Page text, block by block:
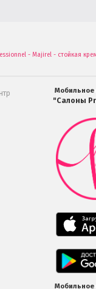
- Majirel - стойкая
Мобильное
"Салоны
Мобильное